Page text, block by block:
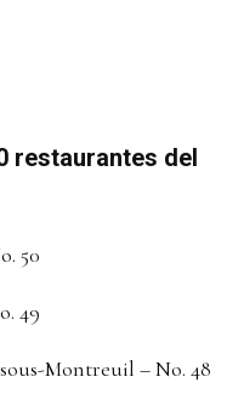
restaurantes del
50
49
Montreuil – No. 48